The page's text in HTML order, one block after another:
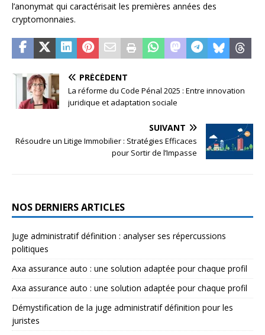
l’anonymat qui caractérisait les premières années des
cryptomonnaies.
PRÉCÉDENT
La réforme du Code Pénal 2025 : Entre innovation
juridique et adaptation sociale
SUIVANT
Résoudre un Litige Immobilier : Stratégies Efficaces
pour Sortir de l’Impasse
NOS DERNIERS ARTICLES
Juge administratif définition : analyser ses répercussions
politiques
Axa assurance auto : une solution adaptée pour chaque profil
Axa assurance auto : une solution adaptée pour chaque profil
Démystification de la juge administratif définition pour les
juristes